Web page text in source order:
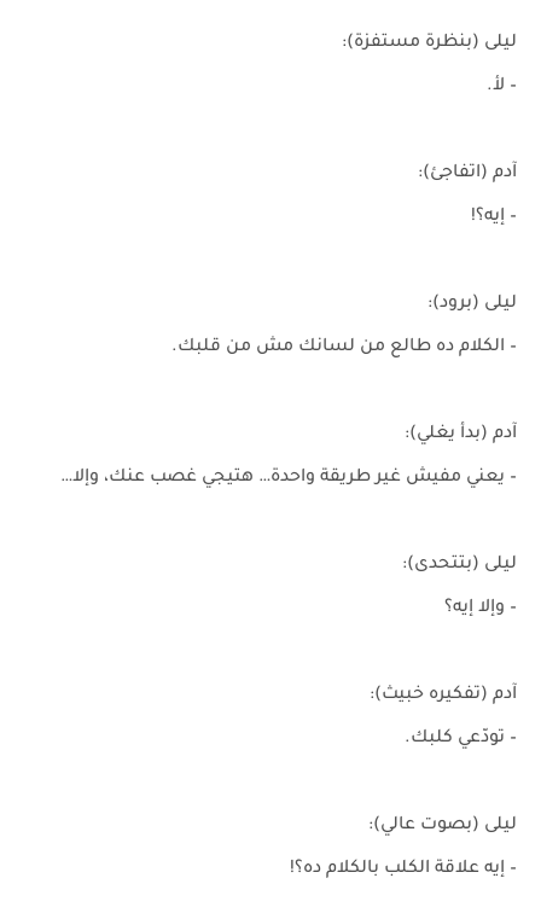
ليلى (بنظرة مستفزة):
– لأ.
آدم (اتفاجئ):
– إيه؟!
ليلى (برود):
– الكلام ده طالع من لسانك مش من قلبك.
آدم (بدأ يغلي):
– يعني مفيش غير طريقة واحدة… هتيجي غصب عنك، وإلا…
ليلى (بتتحدى):
– وإلا إيه؟
آدم (تفكيره خبيث):
– تودّعي كلبك.
ليلى (بصوت عالي):
– إيه علاقة الكلب بالكلام ده؟!